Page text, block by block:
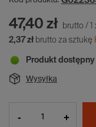
47,40 zł brutto / 1
2,37 zł brutto za sztukę
Produkt dostępny
Wysyłka
- +